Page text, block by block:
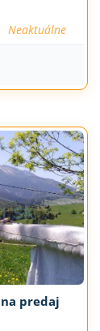
Neaktuálne
na predaj